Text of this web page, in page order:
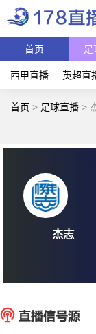
首页
西甲直播 英超直
首页 > 足球直播 >
杰志